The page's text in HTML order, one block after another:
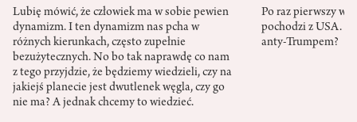
Lubię mówić, że człowiek ma w sobie pewien
dynamizm. I ten dynamizm nas pcha w
różnych kierunkach, często zupełnie
bezużytecznych. No bo tak naprawdę co nam
z tego przyjdzie, że będziemy wiedzieli, czy na
jakiejś planecie jest dwutlenek węgla, czy go
nie ma? A jednak chcemy to wiedzieć.
Po raz pierwszy w
pochodzi z USA.
anty-Trumpem?